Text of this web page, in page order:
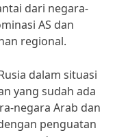
dari negara-
AS dan
regional.
dalam situasi
yang sudah ada
negara Arab dan
penguatan